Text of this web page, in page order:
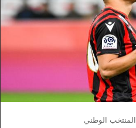
المنتخب الوطني